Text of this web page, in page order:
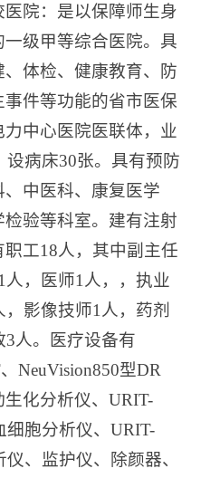
院：是以保障师生身
级甲等综合医院。具
体检、健康教育、防
件等功能的省市医保
中心医院医联体，业
设病床30张。具有预防
中医科、康复医学
验等科室。建有注射
工18人，其中副主任
人，医师1人，，执业
影像技师1人，药剂
3人。医疗设备有
NeuVision850型DR
化分析仪、URIT-
细胞分析仪、URIT-
、监护仪、除颜器、